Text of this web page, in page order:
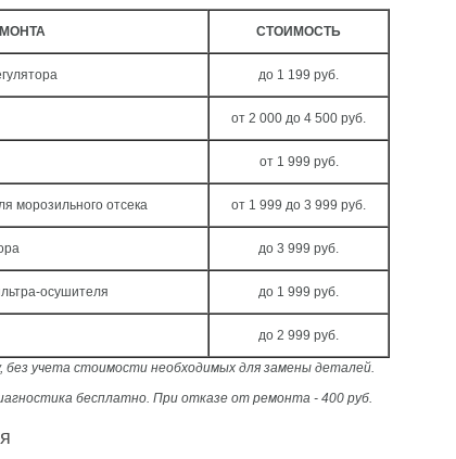
СТОИМОСТЬ
до 1 199 руб.
от 2 000 до 4 500 руб.
от 1 999 руб.
морозильного отсека от 1 999 до 3 999 руб.
до 3 999 руб.
осушителя до 1 999 руб.
до 2 999 руб.
без учета стоимости необходимых для замены деталей.
бесплатно. При отказе от ремонта - 400 руб.